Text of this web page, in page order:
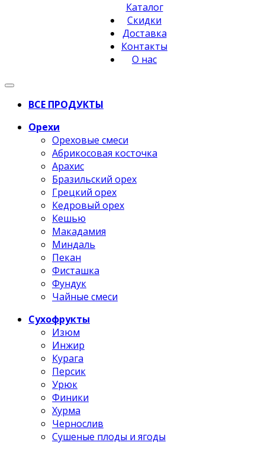
Каталог
Скидки
Доставка
Контакты
О нас
ВСЕ ПРОДУКТЫ
Орехи
Ореховые смеси
Абрикосовая косточка
Арахис
Бразильский орех
Грецкий орех
Кедровый орех
Кешью
Макадамия
Миндаль
Пекан
Фисташка
Фундук
Чайные смеси
Сухофрукты
Изюм
Инжир
Курага
Персик
Урюк
Финики
Хурма
Чернослив
Сушеные плоды и ягоды